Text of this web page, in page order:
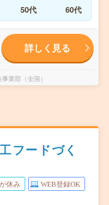
50代 60代
詳しく見る
業部（全国）
フードづく
休み WEB登録OK